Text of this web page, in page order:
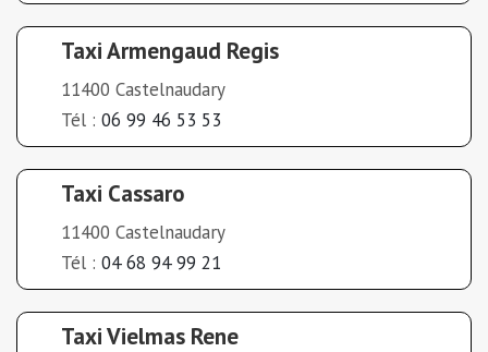
Taxi Armengaud Regis
11400 Castelnaudary
Tél : 06 99 46 53 53
Taxi Cassaro
11400 Castelnaudary
Tél : 04 68 94 99 21
Taxi Vielmas Rene